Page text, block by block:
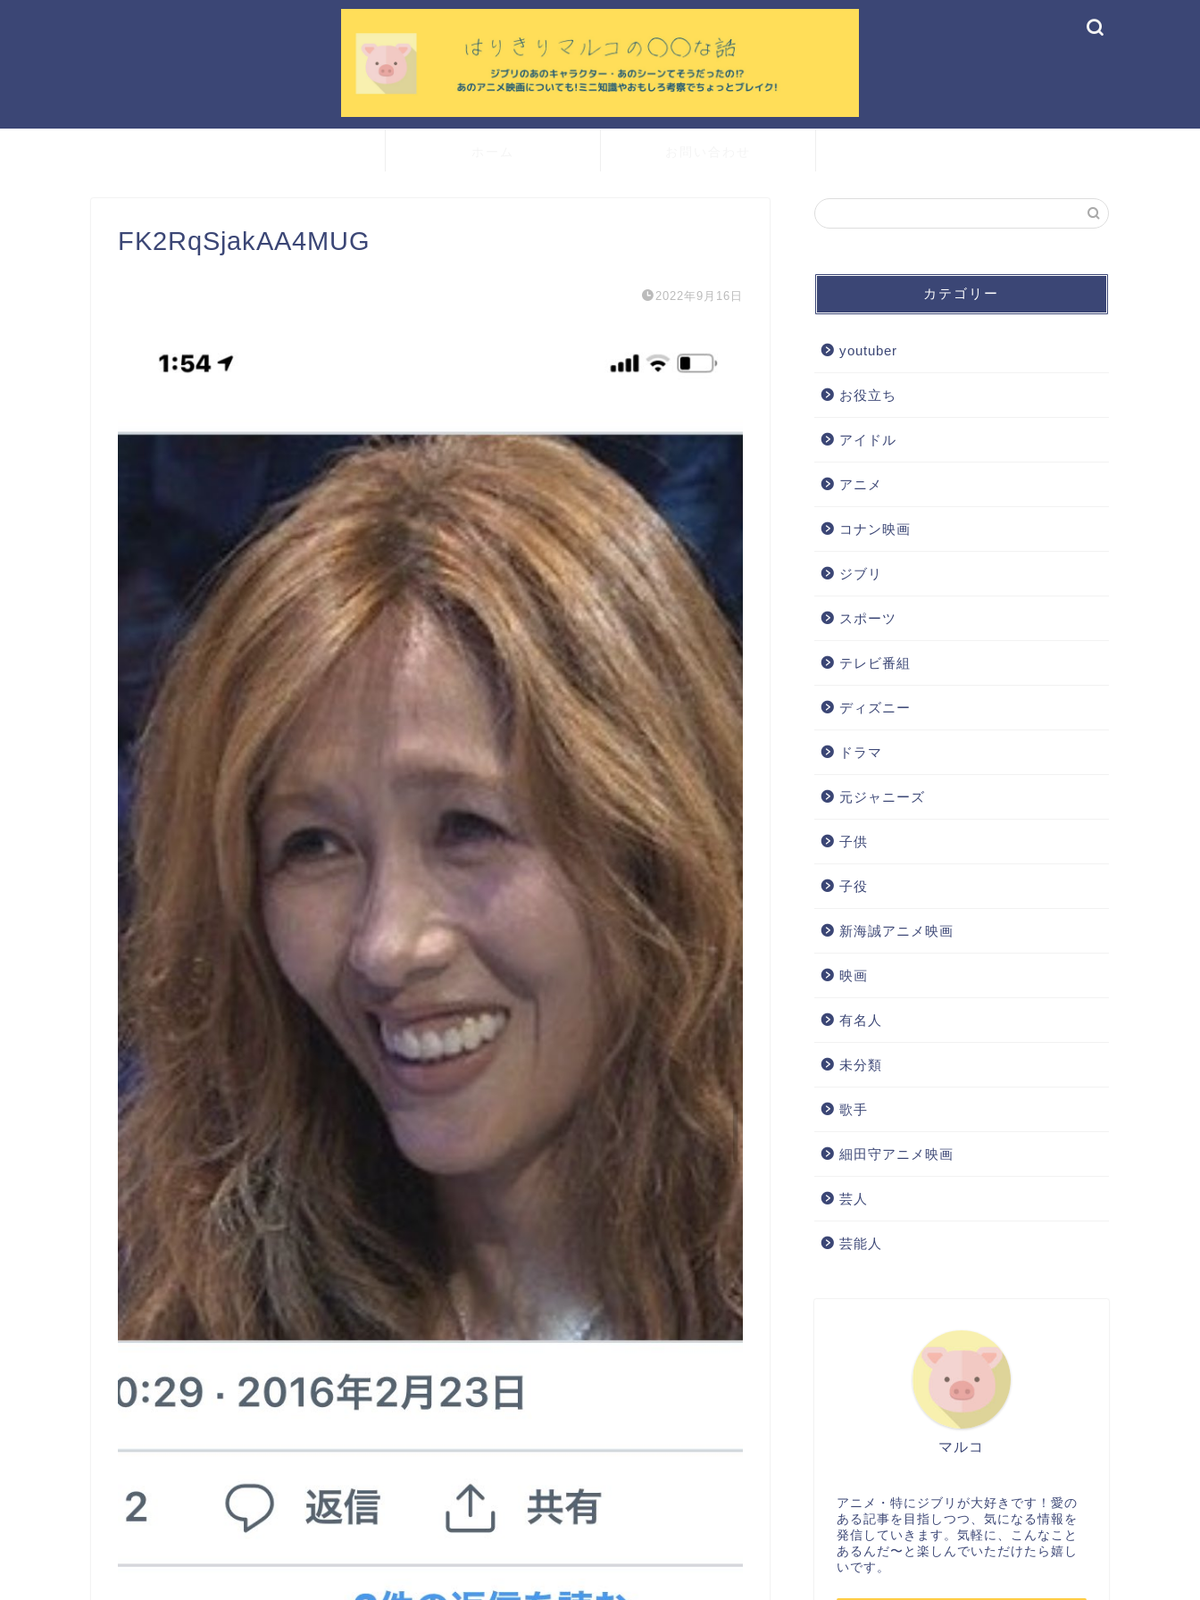
FK2RqSjakAA4MUG
2022年9月16日 カテゴリー
youtuber
お役立ち
アイドル
アニメ
コナン映画
ジブリ
スポーツ
テレビ番組
ディズニー
ドラマ
元ジャニーズ
子供
子役
新海誠アニメ映画
映画
有名人
未分類
歌手
細田守アニメ映画
芸人
芸能人
マルコ
アニメ・特にジブリが大好きです！愛の
ある記事を目指しつつ、気になる情報を
発信していきます。気軽に、こんなこと
あるんだ〜と楽しんでいただけたら嬉し
いです。